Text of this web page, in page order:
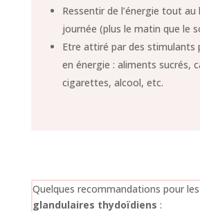
Ressentir de l’énergie tout au
journée (plus le matin que le
Etre attiré par des stimulants
en énergie : aliments sucrés,
cigarettes, alcool, etc.
Quelques recommandations pour les
glandulaires thydoïdiens :